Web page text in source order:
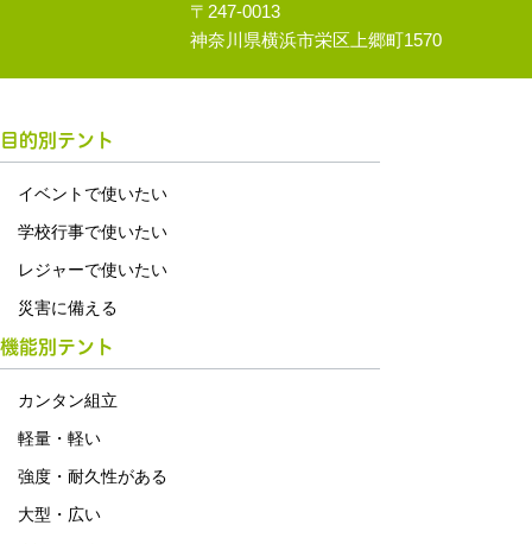
〒247-0013
神奈川県横浜市栄区上郷町1570
目的別テント
イベントで使いたい
学校行事で使いたい
レジャーで使いたい
災害に備える
機能別テント
カンタン組立
軽量・軽い
強度・耐久性がある
大型・広い